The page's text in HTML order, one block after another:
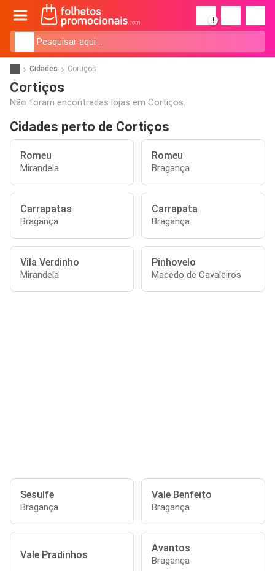
!
Cidades Cortiços
Cortiços
Não foram encontradas lojas em Cortiços.
Cidades perto de Cortiços
Romeu
Mirandela
Romeu
Bragança
Carrapatas
Bragança
Carrapata
Bragança
Vila Verdinho
Mirandela
Pinhovelo
Macedo de Cavaleiros
Sesulfe
Bragança
Vale Benfeito
Bragança
Vale Pradinhos
Avantos
Bragança